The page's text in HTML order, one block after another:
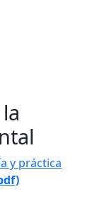
y práctica